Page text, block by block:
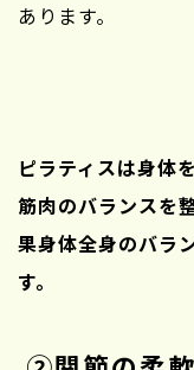
あります。
ピラティスは身体
筋肉のバランスを
果身体全身のバラ
す。